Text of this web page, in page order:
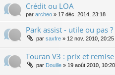
Crédit ou LOA
par archeo » 17 déc. 2014, 23:18
Park assist - utile ou pas ?
par saxfre » 12 nov. 2010, 20:25
Touran V3 : prix et
par Douille » 19 août 2010, 10:20